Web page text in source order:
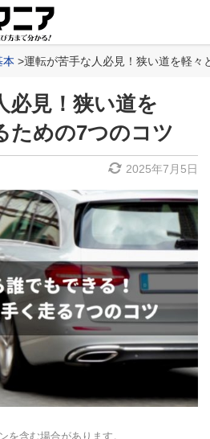
本 運転が苦手な人必見！狭い道を軽々
必見！狭い道を
ための7つのコツ
2025年7月5日
含む場合があります。